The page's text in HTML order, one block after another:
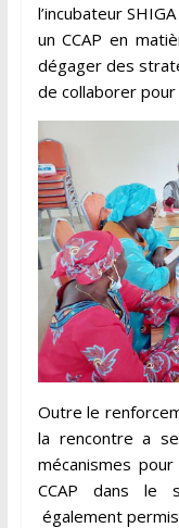
l’incubateur
un CCAP en
dégager des
de collaborer pour
Outre le
la rencontre a
mécanismes
CCAP dans le
également